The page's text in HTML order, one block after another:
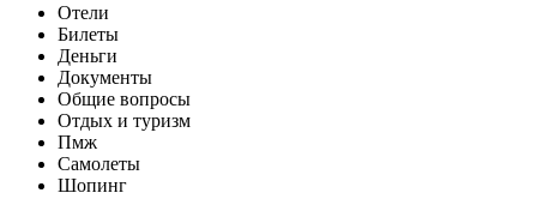
Отели
Билеты
Деньги
Документы
Общие вопросы
Отдых и туризм
Пмж
Самолеты
Шопинг